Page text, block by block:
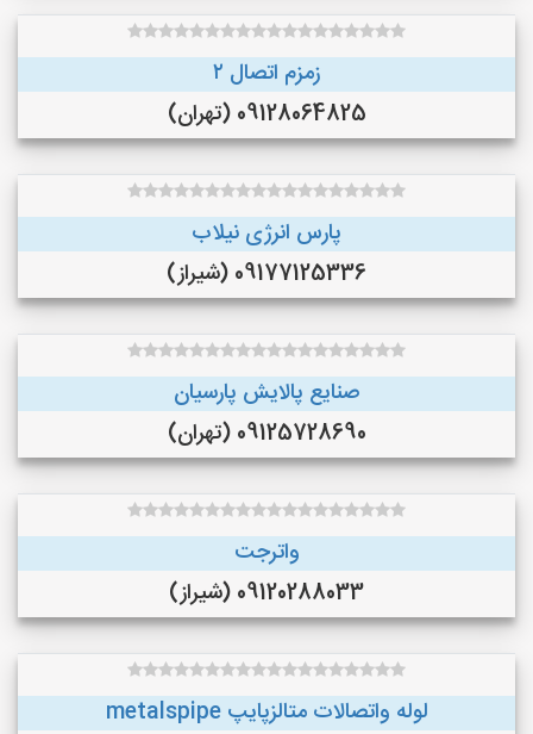
زمزم اتصال ۲
09128064825 (تهران)
پارس انرژی نیلاب
09177125336 (شیراز)
صنایع پالایش پارسیان
09125728690 (تهران)
واترجت
09120288033 (شیراز)
لوله واتصالات متالزپایپ metalspipe